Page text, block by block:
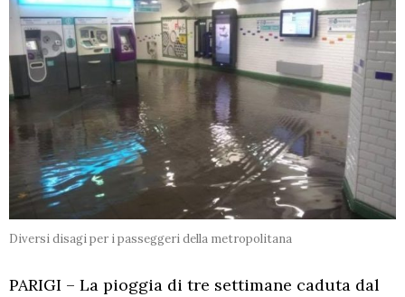
Diversi disagi per i passeggeri della metropolitana
PARIGI – La pioggia di tre settimane caduta dal